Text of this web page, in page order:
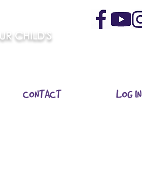
CHILD'S
CONTACT LOG IN